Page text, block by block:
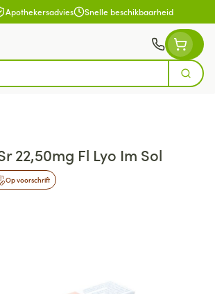
Apothekersadvies Snelle beschikbaarheid
Zoek
22,50mg Fl Lyo Im Sol
Op voorschrift